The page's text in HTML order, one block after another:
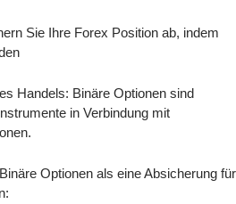
Sie Ihre Forex Position ab, indem
Handels: Binäre Optionen sind
in Verbindung mit
Optionen als eine Absicherung für